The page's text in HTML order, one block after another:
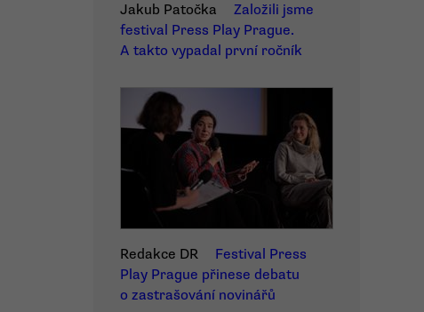
Jakub Patočka
Založili jsme
festival Press Play Prague.
A takto vypadal první ročník
Redakce DR
Festival Press
Play Prague přinese debatu
o zastrašování novinářů